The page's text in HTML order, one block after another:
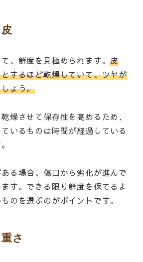
、鮮度を見極められます。皮
するほど乾燥していて、ツヤが
ょう。
燥させて保存性を高めるため、
いるものは時間が経過している
る場合、傷口から劣化が進んで
す。できる限り鮮度を保てるよ
のを選ぶのがポイントです。
さ